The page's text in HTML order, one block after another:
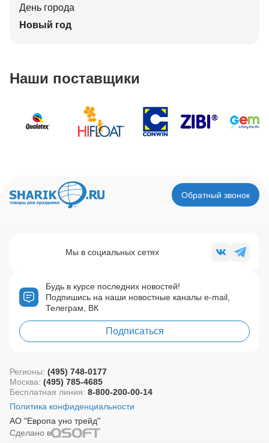
День города
Новый год
Наши поставщики
Обратный звонок
Будь в курсе последних новостей!
Подпишись на наши новостные каналы e-mail,
Телеграм, ВК
Подписаться
Мы в социальных сетях
АО "Европа уно трейд"
Регионы: (495) 748-0177
Москва: (495) 785-4685
Бесплатная линия: 8-800-200-00-14
Политика конфиденциальности
Сделано в